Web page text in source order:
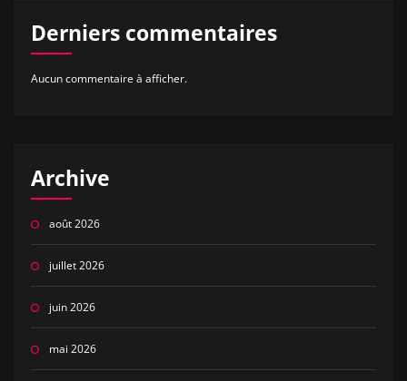
Derniers commentaires
Aucun commentaire à afficher.
Archive
août 2026
juillet 2026
juin 2026
mai 2026